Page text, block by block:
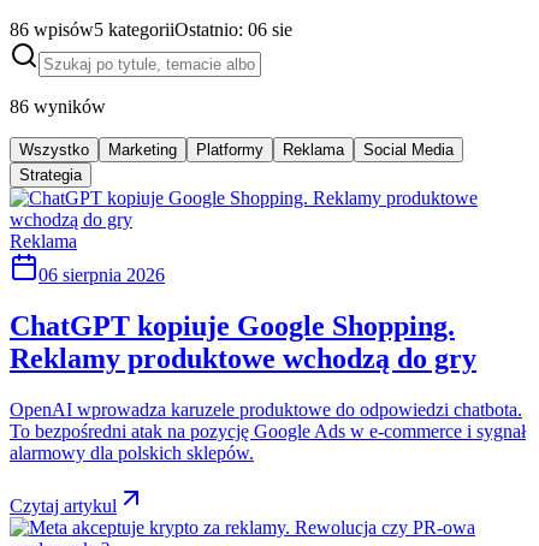
86 wpisów5 kategoriiOstatnio: 06 sie
86 wyników
Wszystko Marketing Platformy Reklama
Social Media
Strategia
Reklama
06 sierpnia 2026
ChatGPT kopiuje Google Shopping.
Reklamy produktowe wchodzą do gry
OpenAI wprowadza karuzele produktowe do odpowiedzi chatbota.
To bezpośredni atak na pozycję Google Ads w e-commerce i sygnał
alarmowy dla polskich sklepów.
Czytaj artykul